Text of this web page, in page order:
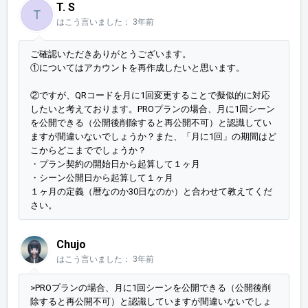
T
T. S
はこう言いました： 3年前
ご確認いただきありがとうございます。
①についてはアカウントを再作成したいと思います。
②ですが、QRコードを月に1回変更することで擬似的に対応
したいと考えております。PROプランの場合、月に1回シーン
を公開できる（公開後削除すると再公開不可）と認識してい
ますが間違いないでしょうか？また、「月に1回」の期間はど
こからどこまででしょうか？
・プラン契約の開始日から起算して１ヶ月
・シーン公開日から起算して１ヶ月
１ヶ月の定義（暦なのか30日なのか）と合わせて教えてくだ
さい。
Chujo
はこう言いました： 3年前
>PROプランの場合、月に1回シーンを公開できる（公開後削
除すると再公開不可）と認識していますが間違いないでしょ